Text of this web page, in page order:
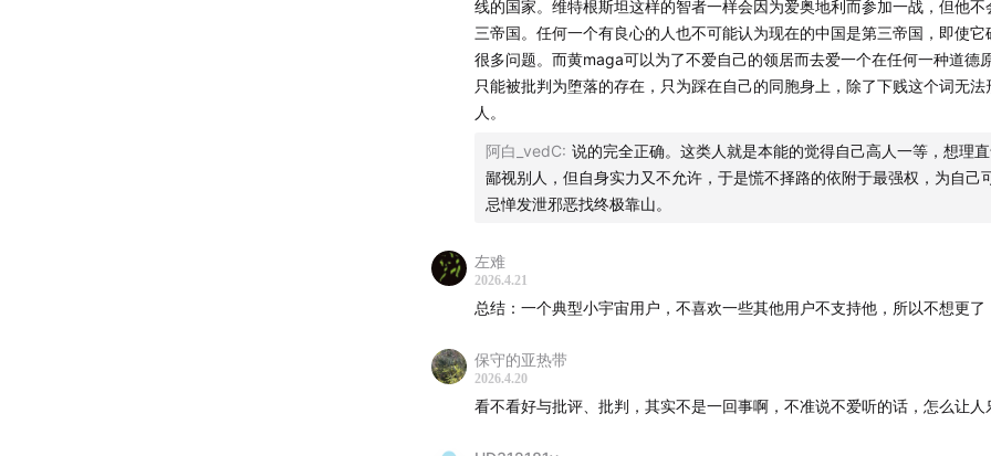
1. 为什么两年没更新播客
因为身边自由派朋友观点冲突大，小宇宙平台氛围让他不舒服。直接触发点
2. 对"精神民主党"的批评
• 核心心理特征：①"我比政府高尚" ②"我比普通人聪明"
• 演变路径：从"精神民主党"→"黄皮MAGA"（用民主党的立场登上共和党的
美国强权）
线的国家。维特根斯坦这样的智者一样会因为爱奥地利而参加一战，但他不
三帝国。任何一个有良心的人也不可能认为现在的中国是第三帝国，即使它
很多问题。而黄maga可以为了不爱自己的领居而去爱一个在任何一种道德
只能被批判为堕落的存在，只为踩在自己的同胞身上，除了下贱这个词无法
人。
阿白_vedC: 说的完全正确。这类人就是本能的觉得自己高人一等，想理
鄙视别人，但自身实力又不允许，于是慌不择路的依附于最强权，为自己
忌惮发泄邪恶找终极靠山。
左难
2026.4.21
总结：一个典型小宇宙用户，不喜欢一些其他用户不支持他，所以不想更了
保守的亚热带
2026.4.20
看不看好与批评、批判，其实不是一回事啊，不准说不爱听的话，怎么让人